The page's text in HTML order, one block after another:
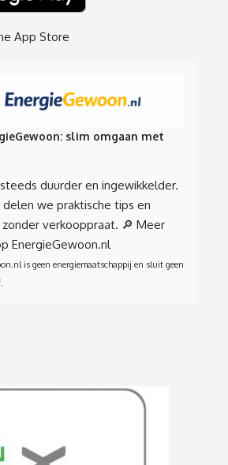
slim omgaan met
duurder en ingewikkelder.
delen we praktische tips en
verkooppraat. 🔎 Meer
EnergieGewoon.nl
is geen energiemaatschappij en sluit geen